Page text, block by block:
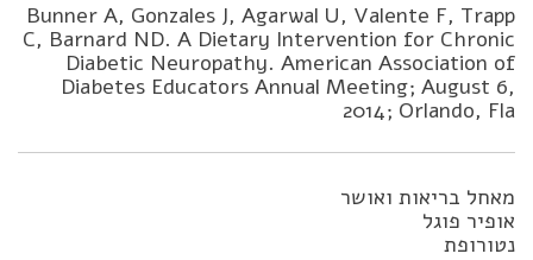
Bunner A, Gonzales J, Agarwal U, Valente F, Trapp
C, Barnard ND. A Dietary Intervention for Chronic
Diabetic Neuropathy. American Association of
Diabetes Educators Annual Meeting; August 6,
2014; Orlando, Fla
מאחל בריאות ואושר
אופיר פוגל
נטורופת